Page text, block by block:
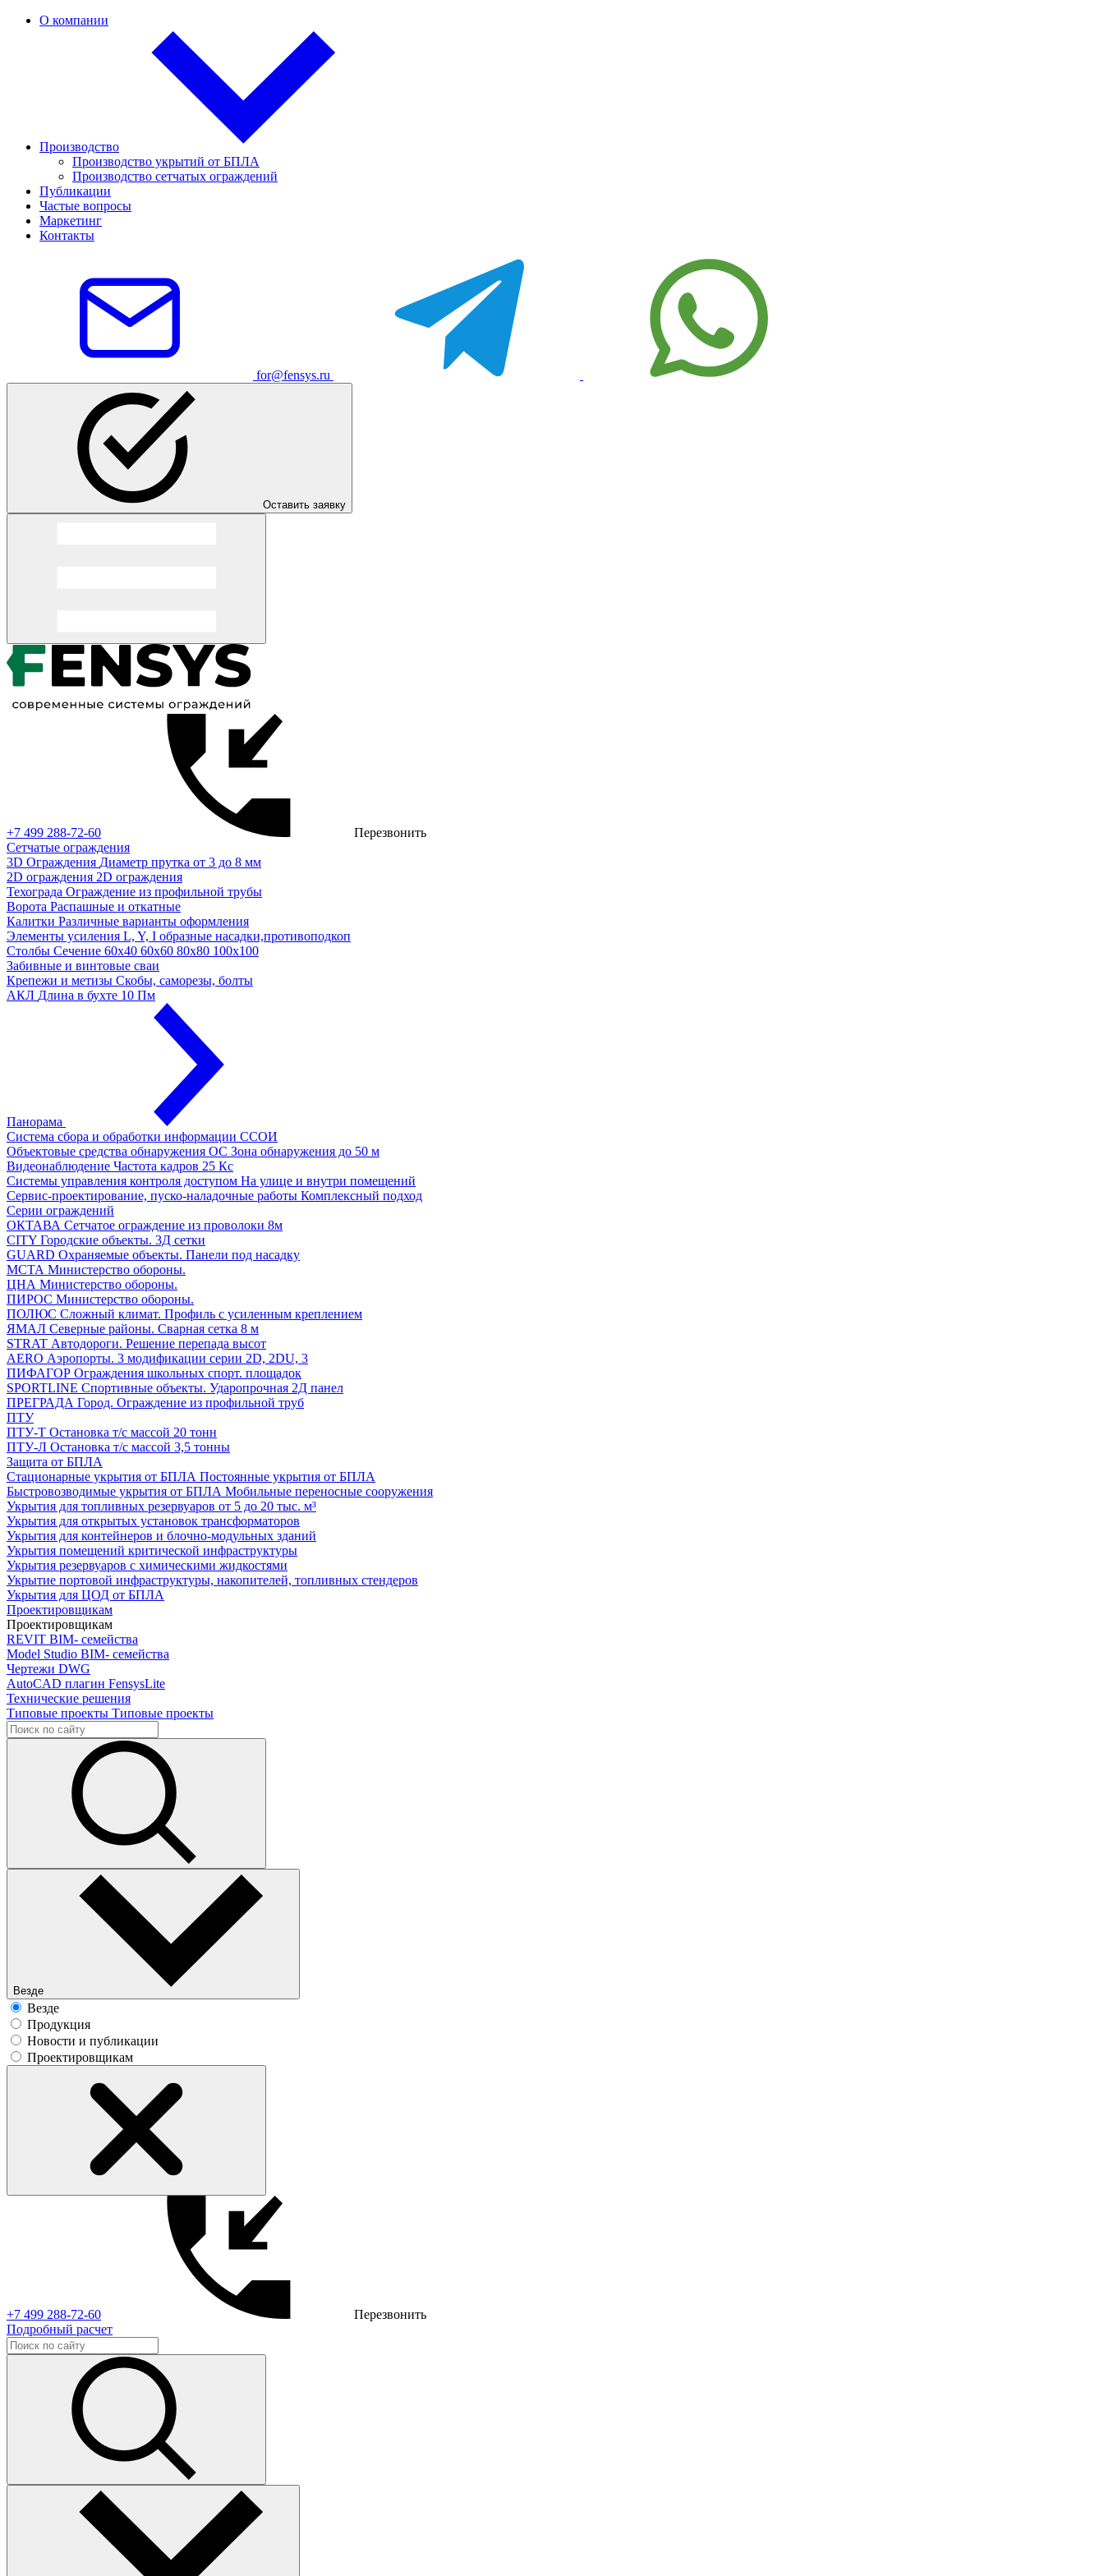
О компании
Производство
Производство укрытий от БПЛА
Производство сетчатых ограждений
Публикации
Частые вопросы
Маркетинг
Контакты
for@fensys.ru
Оставить заявку
+7 499 288-72-60
Перезвонить
Сетчатые ограждения
3D Ограждения Диаметр прутка от 3 до 8 мм
2D ограждения 2D ограждения
Техограда Ограждение из профильной трубы
Ворота Распашные и откатные
Калитки Различные варианты оформления
Элементы усиления L, Y, I образные насадки,противоподкоп
Столбы Сечение 60х40 60х60 80х80 100х100
Забивные и винтовые сваи
Крепежи и метизы Скобы, саморезы, болты
АКЛ Длина в бухте 10 Пм
Панорама
Система сбора и обработки информации ССОИ
Объектовые средства обнаружения ОС Зона обнаружения до 50 м
Видеонаблюдение Частота кадров 25 Кс
Системы управления контроля доступом На улице и внутри помещений
Сервис-проектирование, пуско-наладочные работы Комплексный подход
Серии ограждений
ОКТАВА Сетчатое ограждение из проволоки 8м
CITY Городские объекты. 3Д сетки
GUARD Охраняемые объекты. Панели под насадку
МСТА Министерство обороны.
ЦНА Министерство обороны.
ПИРОС Министерство обороны.
ПОЛЮС Сложный климат. Профиль с усиленным креплением
ЯМАЛ Северные районы. Сварная сетка 8 м
STRAT Автодороги. Решение перепада высот
AERO Аэропорты. 3 модификации серии 2D, 2DU, 3
ПИФАГОР Ограждения школьных спорт. площадок
SPORTLINE Спортивные объекты. Ударопрочная 2Д панел
ПРЕГРАДА Город. Ограждение из профильной труб
ПТУ
ПТУ-Т Остановка т/c массой 20 тонн
ПТУ-Л Остановка т/c массой 3,5 тонны
Защита от БПЛА
Стационарные укрытия от БПЛА Постоянные укрытия от БПЛА
Быстровозводимые укрытия от БПЛА Мобильные переносные сооружения
Укрытия для топливных резервуаров от 5 до 20 тыс. м³
Укрытия для открытых установок трансформаторов
Укрытия для контейнеров и блочно-модульных зданий
Укрытия помещений критической инфраструктуры
Укрытия резервуаров с химическими жидкостями
Укрытие портовой инфраструктуры, накопителей, топливных стендеров
Укрытия для ЦОД от БПЛА
Проектировщикам
Проектировщикам
REVIT BIM- семейства
Model Studio BIM- семейства
Чертежи DWG
AutoCAD плагин FensysLite
Технические решения
Типовые проекты Типовые проекты
Везде
Везде
Продукция
Новости и публикации
Проектировщикам
+7 499 288-72-60
Перезвонить
Подробный расчет